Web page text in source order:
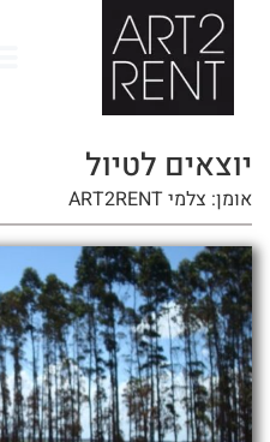
יוצאים לטיול
אומן: צלמי ART2RENT